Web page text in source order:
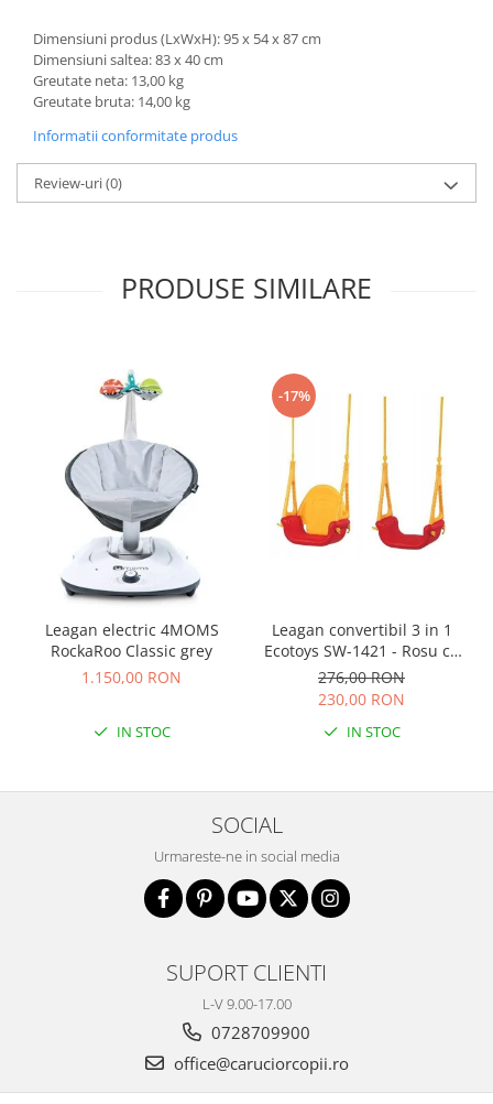
Dimensiuni produs (LxWxH): 95 x 54 x 87 cm
Dimensiuni saltea: 83 x 40 cm
Greutate neta: 13,00 kg
Greutate bruta: 14,00 kg
Informatii conformitate produs
Review-uri(0)
PRODUSE SIMILARE
Leagan electric 4MOMS
RockaRoo Classic grey
1.150,00 RON
IN STOC
-17%
Leagan convertibil 3 in 1
Ecotoys SW-1421 - Rosu cu
Galben
276,00 RON
230,00 RON
IN STOC
SOCIAL
Urmareste-ne in social media
SUPORT CLIENTI
L-V 9.00-17.00
0728709900
office@caruciorcopii.ro